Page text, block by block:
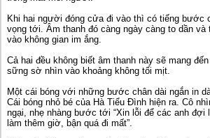
Khi hai người đóng cửa đi vào thì có tiếng bước
vọng tới. Âm thanh đó càng ngày càng to dần và
vào không gian im ắng.
Cả hai đều không biết âm thanh này sẽ mang
sững sờ nhìn vào khoảng không tối mịt.
Một cái bóng với những bước chân dài ngắn in
Cái bóng nhỏ bé của Hà Tiểu Đình hiện ra. Cô
ngại, nhẹ nhàng bước tới “Xin lỗi để các anh đợi
làm thêm giờ, bận quá đi mất”.